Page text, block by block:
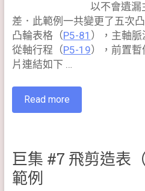
以不會遺漏
差．此範例一共變更了五次
凸輪表格（P5-81 ），主軸脈
從軸行程（P5-19），前置暫
片連結如下 …
Read more
巨集 #7 飛剪造表
範例